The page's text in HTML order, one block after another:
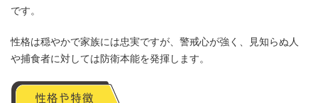
です。
性格は穏やかで家族には忠実ですが、警戒心が強く、見知らぬ人
や捕食者に対しては防衛本能を発揮します。